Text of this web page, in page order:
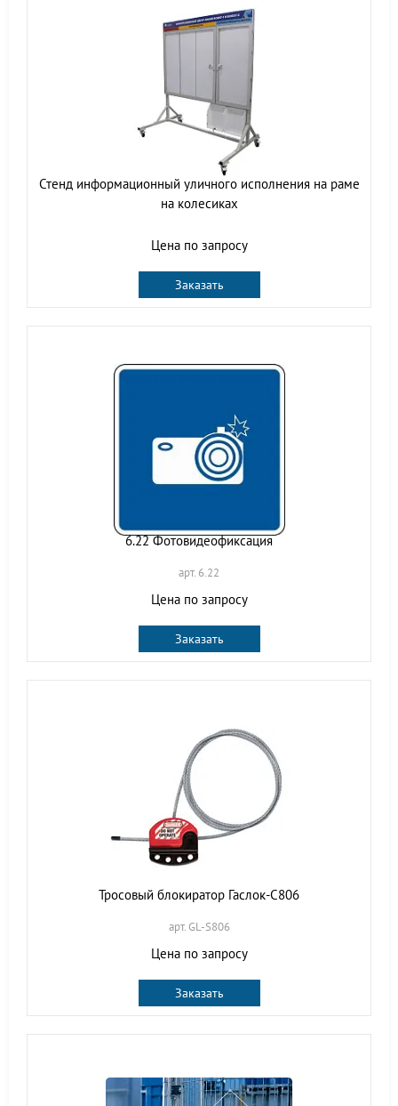
Стенд информационный уличного исполнения на раме
на колесиках
Цена по запросу
Заказать
6.22 Фотовидеофиксация
арт. 6.22
Цена по запросу
Заказать
Тросовый блокиратор Гаслок-С806
арт. GL-S806
Цена по запросу
Заказать